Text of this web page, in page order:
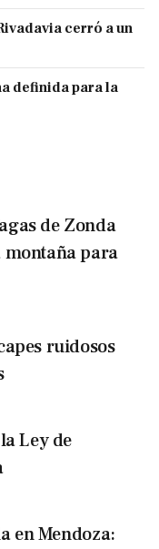
cerró a un
definida para la
de Zonda
montaña para
ruidosos
Ley de
en Mendoza: